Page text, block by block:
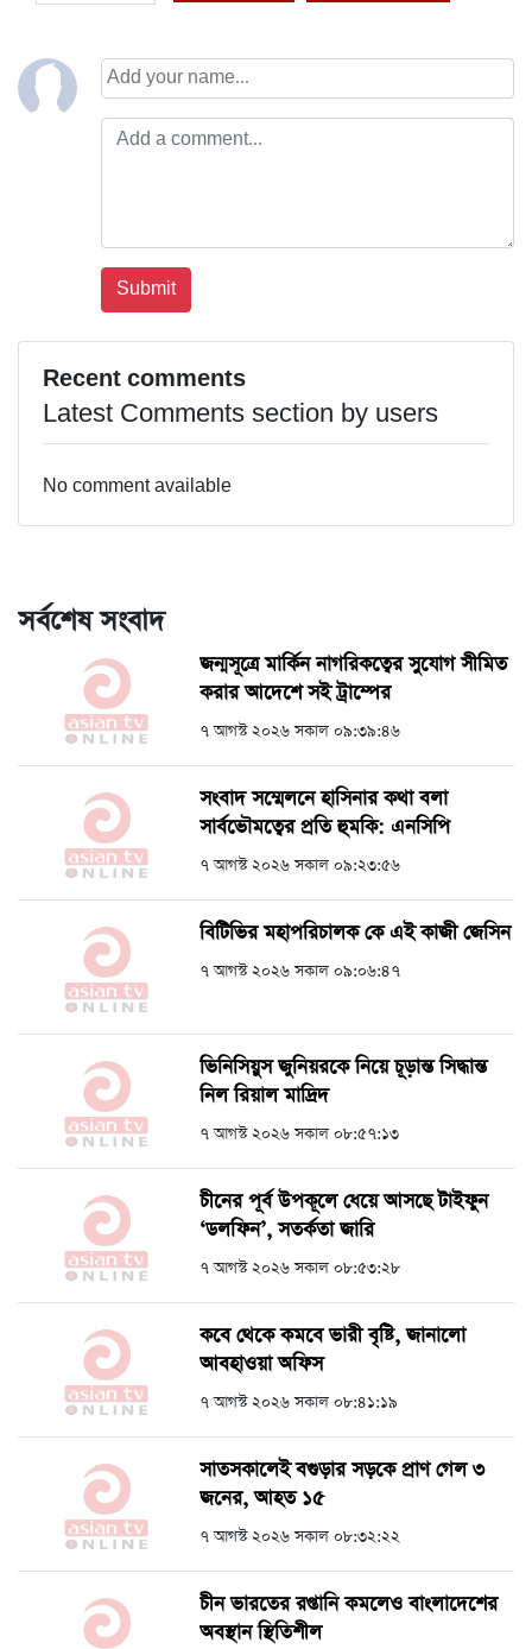
Recent comments
Latest Comments section by users
No comment available
সর্বশেষ সংবাদ
জন্মসূত্রে মার্কিন নাগরিকত্বের সুযোগ সীমিত
করার আদেশে সই ট্রাম্পের
৭ আগস্ট ২০২৬ সকাল ০৯:৩৯:৪৬
সংবাদ সম্মেলনে হাসিনার কথা বলা
সার্বভৌমত্বের প্রতি হুমকি: এনসিপি
৭ আগস্ট ২০২৬ সকাল ০৯:২৩:৫৬
বিটিভির মহাপরিচালক কে এই কাজী জেসিন
৭ আগস্ট ২০২৬ সকাল ০৯:০৬:৪৭
ভিনিসিয়ুস জুনিয়রকে নিয়ে চূড়ান্ত সিদ্ধান্ত
নিল রিয়াল মাদ্রিদ
৭ আগস্ট ২০২৬ সকাল ০৮:৫৭:১৩
চীনের পূর্ব উপকূলে ধেয়ে আসছে টাইফুন
‘ডলফিন’, সতর্কতা জারি
৭ আগস্ট ২০২৬ সকাল ০৮:৫৩:২৮
কবে থেকে কমবে ভারী বৃষ্টি, জানালো
আবহাওয়া অফিস
৭ আগস্ট ২০২৬ সকাল ০৮:৪১:১৯
সাতসকালেই বগুড়ার সড়কে প্রাণ গেল ৩
জনের, আহত ১৫
৭ আগস্ট ২০২৬ সকাল ০৮:৩২:২২
চীন ভারতের রপ্তানি কমলেও বাংলাদেশের
অবস্থান স্থিতিশীল